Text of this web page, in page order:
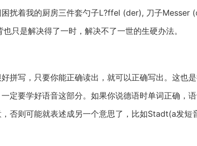
扰着我的厨房三件套勺子L?ffel (der), 刀子Messer
只是解决得了一时，解决不了一世的生硬办法。
拼写，只要你能正确读出，就可以正确写出。这也
定要学好语音这部分。如果你说德语时单词正确，
否则可能就表述成另一个意思了，比如Stadt(a发